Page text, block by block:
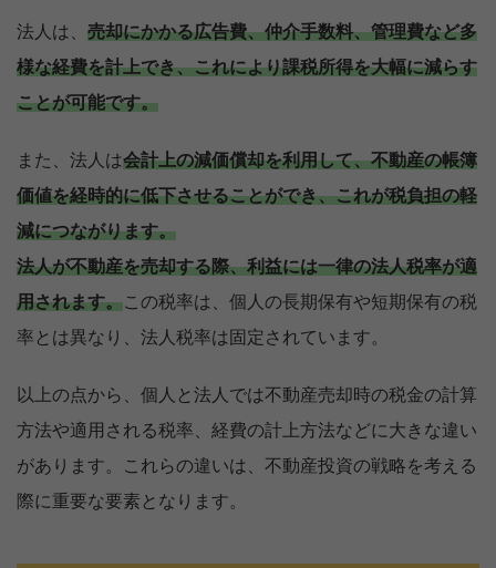
法人は、 売却にかかる広告費、仲介手数料、管理費など多
様な経費を計上でき、これにより課税所得を大幅に減らす
ことが可能です。
また、法人は会計上の減価償却を利用して、不動産の帳簿
価値を経時的に低下させることができ、これが税負担の軽
減につながります。
法人が不動産を売却する際、利益には一律の法人税率が適
用されます。この税率は、個人の長期保有や短期保有の税
率とは異なり、法人税率は固定されています。
以上の点から、個人と法人では不動産売却時の税金の計算
方法や適用される税率、経費の計上方法などに大きな違い
があります。これらの違いは、不動産投資の戦略を考える
際に重要な要素となります。